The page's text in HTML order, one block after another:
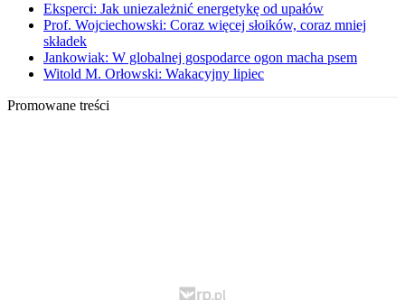
Eksperci: Jak uniezależnić energetykę od upałów
Prof. Wojciechowski: Coraz więcej słoików, coraz mniej
składek
Jankowiak: W globalnej gospodarce ogon macha psem
Witold M. Orłowski: Wakacyjny lipiec
Promowane treści